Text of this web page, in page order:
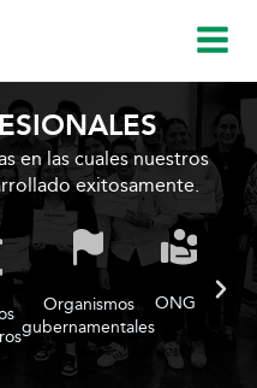
Main
en las cuales nuestros
exitosamente.
Organismos
gubernamentales
ONG's
la